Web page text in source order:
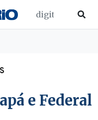
e Federal